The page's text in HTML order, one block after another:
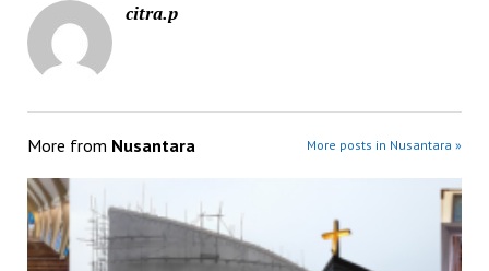
citra.p
More from Nusantara More posts in Nusantara »